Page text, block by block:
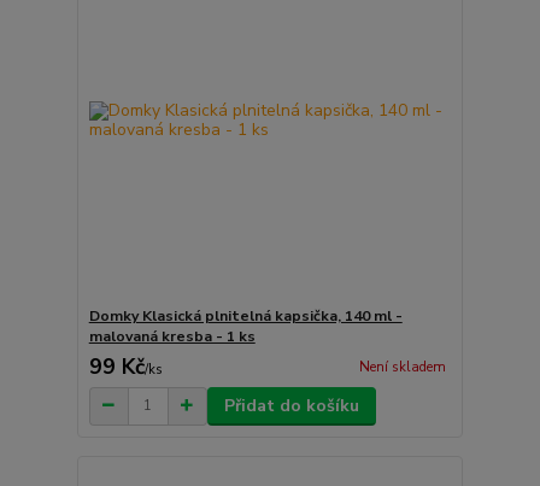
Domky Klasická plnitelná kapsička, 140 ml -
malovaná kresba - 1 ks
99 Kč/ks Není skladem
Přidat do košíku